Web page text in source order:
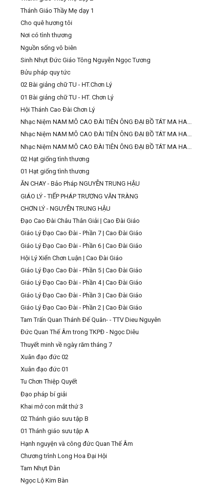
Thánh Giáo Thầy Mẹ dạy 1
Cho quê hương tôi
Nơi có tình thương
Nguồn sống vô biên
Sinh Nhựt Đức Giáo Tông Nguyễn Ngọc Tương
Bửu pháp quy tức
02 Bài giảng chữ TU - HT.Chơn Lý
01 Bài giảng chữ TU - HT. Chơn Lý
Hội Thánh Cao Đài Chơn Lý
Nhạc Niệm NAM MÔ CAO ĐÀI TIÊN ÔNG ĐẠI BỒ TÁT MA HA...
Nhạc Niệm NAM MÔ CAO ĐÀI TIÊN ÔNG ĐẠI BỒ TÁT MA HA...
Nhạc Niệm NAM MÔ CAO ĐÀI TIÊN ÔNG ĐẠI BỒ TÁT MA HA...
02 Hạt giống tình thương
01 Hạt giống tình thương
ĂN CHAY - Bảo Pháp NGUYỄN TRUNG HẬU
GIÁO LÝ - TIẾP PHÁP TRƯƠNG VĂN TRÀNG
CHƠN LÝ - NGUYỄN TRUNG HẬU
Đạo Cao Đài Châu Thân Giải | Cao Đài Giáo
Giáo Lý Đạo Cao Đài - Phần 7 | Cao Đài Giáo
Giáo Lý Đạo Cao Đài - Phần 6 | Cao Đài Giáo
Hội Lý Xiển Chơn Luận | Cao Đài Giáo
Giáo Lý Đạo Cao Đài - Phần 5 | Cao Đài Giáo
Giáo Lý Đạo Cao Đài - Phần 4 | Cao Đài Giáo
Giáo Lý Đạo Cao Đài - Phần 3 | Cao Đài Giáo
Giáo Lý Đạo Cao Đài - Phần 2 | Cao Đài Giáo
Tam Trấn Quan Thánh Đế Quân- - TTV Dieu Nguyên
Đức Quan Thế Âm trong TKPĐ - Ngọc Diêu
Thuyết minh về ngày răm tháng 7
Xuân đạo đức 02
Xuân đạo đức 01
Tu Chơn Thiệp Quyết
Đạo pháp bí giải
Khai mở con mắt thứ 3
02 Thánh giáo sưu tập B
01 Thánh giáo sưu tập A
Hạnh nguyện và công đức Quan Thế Âm
Chương trình Long Hoa Đại Hội
Tam Nhựt Đàn
Ngọc Lộ Kim Bàn